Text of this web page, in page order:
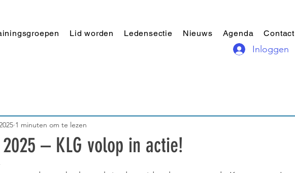
Lid worden Ledensectie Nieuws Agenda Contact
Inloggen
– KLG volop in actie!
1 minuten om te lezen